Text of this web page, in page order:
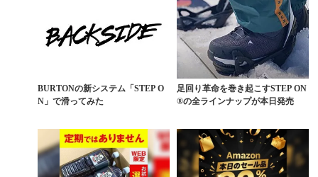
BURTONの新システム「STEP O
N」で滑ってみた
足回り革命を巻き起こすSTEP ON
®の全ラインナップが本日発売